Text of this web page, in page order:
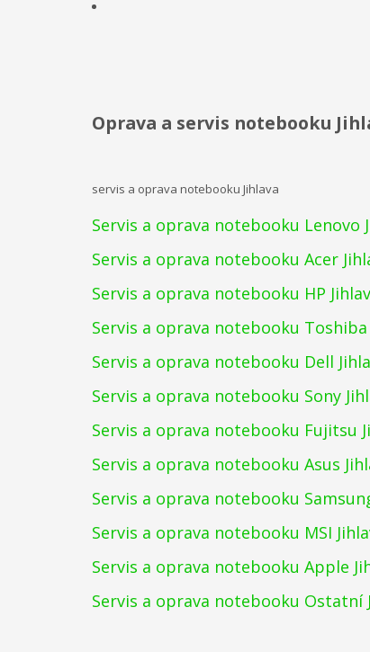
Oprava a servis notebooku
servis a oprava notebooku Jihlava
Servis a oprava notebooku Lenovo
Servis a oprava notebooku Acer
Servis a oprava notebooku HP
Servis a oprava notebooku Toshiba
Servis a oprava notebooku Dell
Servis a oprava notebooku Sony
Servis a oprava notebooku Fujitsu
Servis a oprava notebooku Asus
Servis a oprava notebooku
Servis a oprava notebooku MSI
Servis a oprava notebooku Apple
Servis a oprava notebooku Ostatní